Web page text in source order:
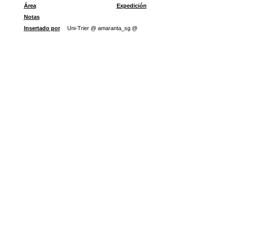
Área
Expedición
Notas
Insertado por
Uni-Trier @ amaranta_sg @